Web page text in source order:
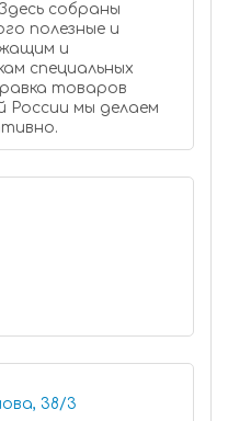
собраны
полезные и
и
товаров
мы делаем
38/3